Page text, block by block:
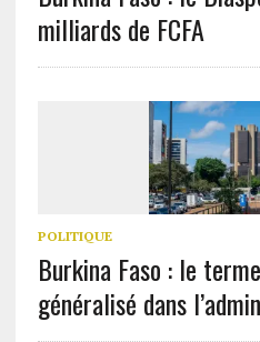
milliards de FCFA
POLITIQUE
Burkina Faso : le
généralisé dans